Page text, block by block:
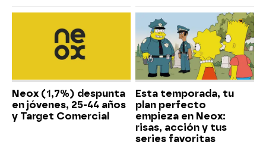
Neox (1,7%) despunta
en jóvenes, 25-44 años
y Target Comercial
Esta temporada, tu
plan perfecto
empieza en Neox:
risas, acción y tus
series favoritas